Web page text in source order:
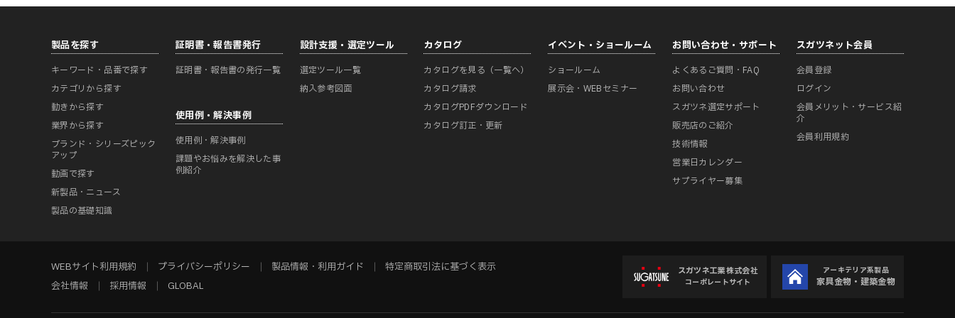
製品を探す
キーワード・品番で探す
カテゴリから探す
動きから探す
業界から探す
ブランド・シリーズピック
アップ
動画で探す
新製品・ニュース
製品の基礎知識
証明書・報告書発行
証明書・報告書の発行一覧
使用例・解決事例
使用例・解決事例
課題やお悩みを解決した事
例紹介
設計支援・選定ツール
選定ツール一覧
納入参考図面
カタログ
カタログを見る（一覧へ）
カタログ請求
カタログPDFダウンロード
カタログ訂正・更新
イベント・ショールーム
ショールーム
展示会・WEBセミナー
お問い合わせ・サポート
よくあるご質問・FAQ
お問い合わせ
スガツネ選定サポート
販売店のご紹介
技術情報
営業日カレンダー
サプライヤー募集
スガツネット会員
会員登録
ログイン
会員メリット・サービス紹
介
会員利用規約
WEBサイト利用規約 プライバシーポリシー 製品情報・利用ガイド
特定商取引法に基づく表示
会社情報
採用情報 GLOBAL
スガツネ工業株式会社
コーポレートサイト
アーキテリア系製品
家具金物・建築金物